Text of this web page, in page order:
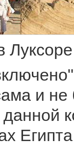
Луксоре
и